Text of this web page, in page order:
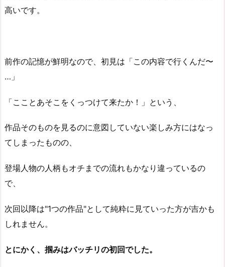
高いです。
前作の記憶が鮮明なので、初見は「この内容で行くんだ〜
…」
「こことあそこをくっつけて来たか！」という、
作品そのものを見るのに意図していない楽しみ方にはなっ
てしまったものの、
登場人物の人柄もオチまでの流れもかなり違っているの
で、
次回以降は"1つの作品"として純粋に見ていった方が吉かも
しれません。
とにかく、掴みはバッチリの初回でした。